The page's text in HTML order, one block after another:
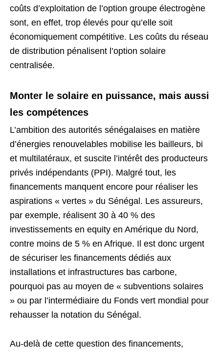
coûts d’exploitation de l’option groupe électrogène
sont, en effet, trop élevés pour qu’elle soit
économiquement compétitive. Les coûts du réseau
de distribution pénalisent l’option solaire
centralisée.
Monter le solaire en puissance, mais aussi
les compétences
L’ambition des autorités sénégalaises en matière
d’énergies renouvelables mobilise les bailleurs, bi
et multilatéraux, et suscite l’intérêt des producteurs
privés indépendants (PPI). Malgré tout, les
financements manquent encore pour réaliser les
aspirations « vertes » du Sénégal. Les assureurs,
par exemple, réalisent 30 à 40 % des
investissements en equity en Amérique du Nord,
contre moins de 5 % en Afrique. Il est donc urgent
de sécuriser les financements dédiés aux
installations et infrastructures bas carbone,
pourquoi pas au moyen de « subventions solaires
» ou par l’intermédiaire du Fonds vert mondial pour
rehausser la notation du Sénégal.
Au-delà de cette question des financements,